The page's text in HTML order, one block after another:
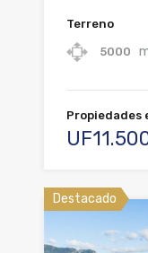
Terreno
5000
Propiedades
Destacado